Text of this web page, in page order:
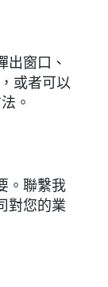
出窗口、
或者可以
。
。聯繫我
對您的業